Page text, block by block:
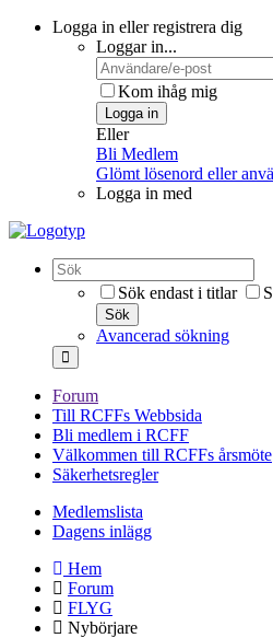
Logga in eller registrera dig
Loggar in...
Kom ihåg mig
Logga in
Eller
Bli Medlem
Glömt lösenord eller
Logga in med
Sök endast i titlar
Sök
Avancerad sökning
Forum
Till RCFFs Webbsida
Bli medlem i RCFF
Välkommen till RCFFs årsmöte
Säkerhetsregler
Medlemslista
Dagens inlägg
Hem
Forum
FLYG
Nybörjare